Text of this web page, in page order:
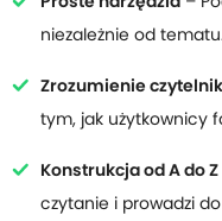
niezależnie od
Zrozumienie
tym, jak użytkownicy
Konstrukcja od A do Z
czytanie i prowadzi